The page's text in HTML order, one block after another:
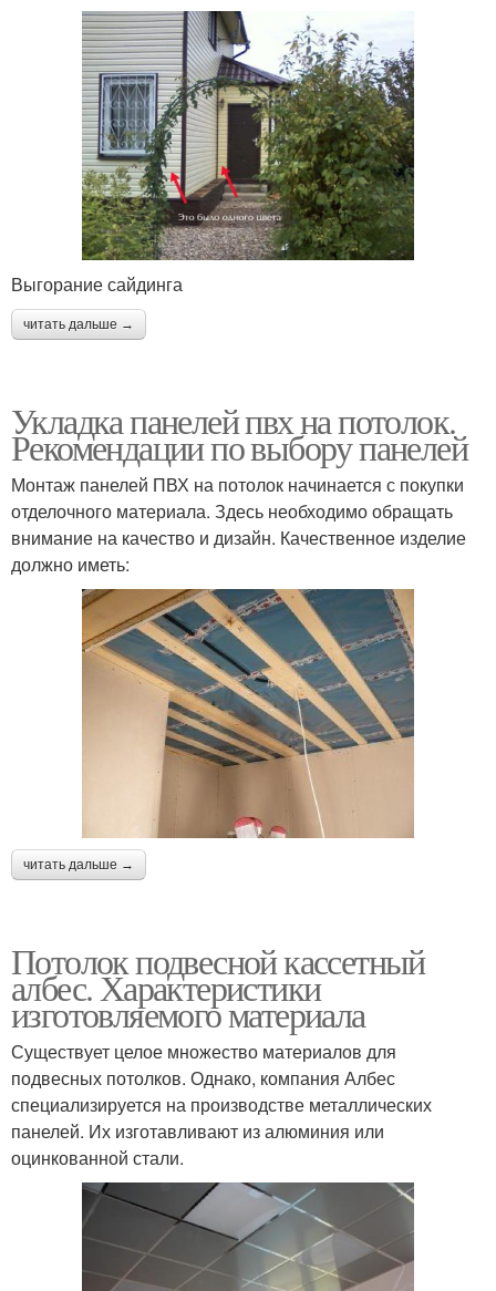
Выгорание сайдинга
читать дальше →
Укладка панелей пвх на потолок.
Рекомендации по выбору панелей
Монтаж панелей ПВХ на потолок начинается с покупки
отделочного материала. Здесь необходимо обращать
внимание на качество и дизайн. Качественное изделие
должно иметь:
читать дальше →
Потолок подвесной кассетный
албес. Характеристики
изготовляемого материала
Существует целое множество материалов для
подвесных потолков. Однако, компания Албес
специализируется на производстве металлических
панелей. Их изготавливают из алюминия или
оцинкованной стали.